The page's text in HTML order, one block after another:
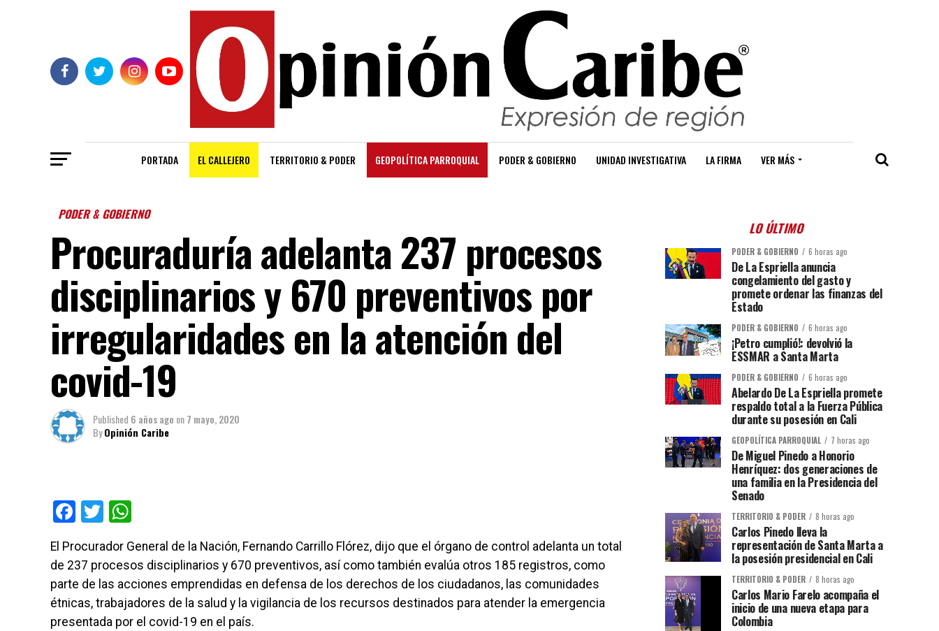
PORTADA EL CALLEJERO TERRITORIO & PODER GEOPOLÍTICA PARROQUIAL PODER & GOBIERNO UNIDAD INVESTIGATIVA LA FIRMA VER MÁS
PODER & GOBIERNO
Procuraduría adelanta 237 procesos
disciplinarios y 670 preventivos por
irregularidades en la atención del
covid-19
Published 6 años ago on7 mayo, 2020
ByOpinión Caribe
Facebook
Twitter
El Procurador General de la Nación, Fernando Carrillo Flórez, dijo que el órgano de control adelanta un total
de 237 procesos disciplinarios y 670 preventivos, así como también evalúa otros 185 registros, como
parte de las acciones emprendidas en defensa de los derechos de los ciudadanos, las comunidades
étnicas, trabajadores de la salud y la vigilancia de los recursos destinados para atender la emergencia
presentada por el covid-19 en el país.
LO ÚLTIMO
PODER & GOBIERNO 6 horas ago
De La Espriella anuncia
congelamiento del gasto y
promete ordenar las finanzas del
Estado
PODER & GOBIERNO 6 horas ago
¡Petro cumplió!: devolvió la
ESSMAR a Santa Marta
PODER & GOBIERNO 6 horas ago
Abelardo De La Espriella promete
respaldo total a la Fuerza Pública
durante su posesión en Cali
GEOPOLÍTICA PARROQUIAL 7 horas ago
De Miguel Pinedo a Honorio
Henríquez: dos generaciones de
una familia en la Presidencia del
Senado
TERRITORIO & PODER 8 horas ago
Carlos Pinedo lleva la
representación de Santa Marta a
la posesión presidencial en Cali
TERRITORIO & PODER 8 horas ago
Carlos Mario Farelo acompaña el
inicio de una nueva etapa para
Colombia